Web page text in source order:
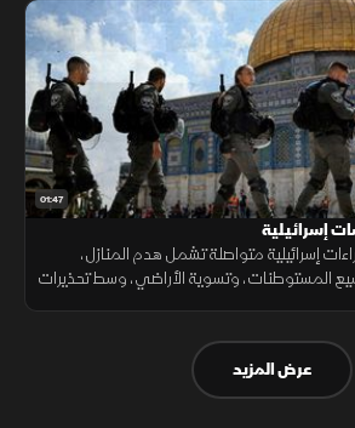
01:47
إسرائيلية
إسرائيلية متواصلة تشمل هدم المنازل،
المستوطنات، وتسوية الأراضي، وسط تحذيرات
عرض المزيد